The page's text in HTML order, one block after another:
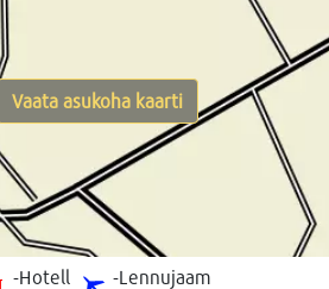
-Hotell -Lennujaam
Vaata asukoha kaarti